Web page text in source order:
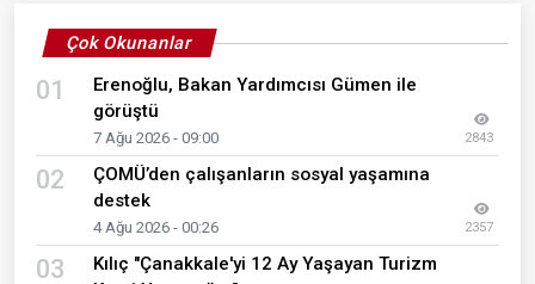
Çok Okunanlar
01
Erenoğlu, Bakan Yardımcısı Gümen ile
görüştü
7 Ağu 2026 - 09:00 2843
02
ÇOMÜ’den çalışanların sosyal yaşamına
destek
4 Ağu 2026 - 00:26 2357
03
Kılıç "Çanakkale'yi 12 Ay Yaşayan Turizm